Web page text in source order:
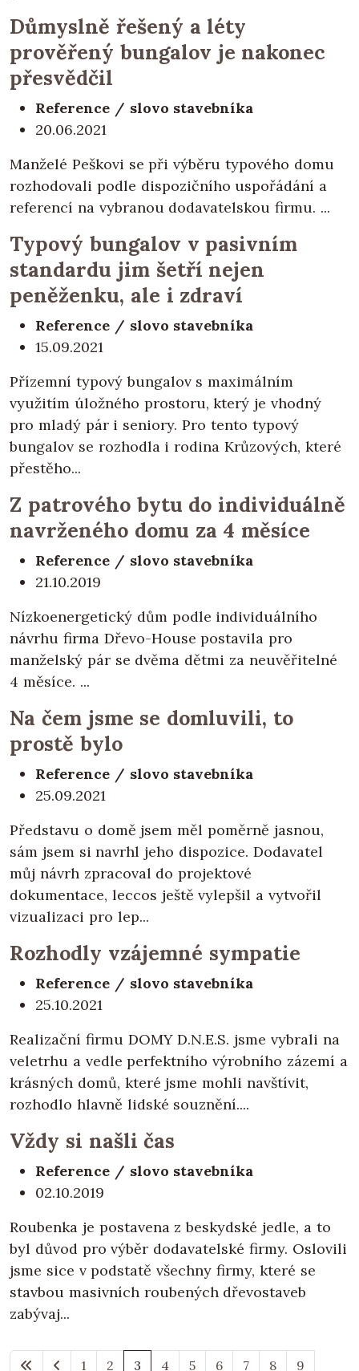
Důmyslně řešený a léty
prověřený bungalov je nakonec
přesvědčil
Reference / slovo stavebníka
20.06.2021
Manželé Peškovi se při výběru typového domu
rozhodovali podle dispozičního uspořádání a
referencí na vybranou dodavatelskou firmu. ...
Typový bungalov v pasivním
standardu jim šetří nejen
peněženku, ale i zdraví
Reference / slovo stavebníka
15.09.2021
Přízemní typový bungalov s maximálním
využitím úložného prostoru, který je vhodný
pro mladý pár i seniory. Pro tento typový
bungalov se rozhodla i rodina Krůzových, které
přestěho...
Z patrového bytu do individuálně
navrženého domu za 4 měsíce
Reference / slovo stavebníka
21.10.2019
Nízkoenergetický dům podle individuálního
návrhu firma Dřevo-House postavila pro
manželský pár se dvěma dětmi za neuvěřitelné
4 měsíce. ...
Na čem jsme se domluvili, to
prostě bylo
Reference / slovo stavebníka
25.09.2021
Představu o domě jsem měl poměrně jasnou,
sám jsem si navrhl jeho dispozice. Dodavatel
můj návrh zpracoval do projektové
dokumentace, leccos ještě vylepšil a vytvořil
vizualizaci pro lep...
Rozhodly vzájemné sympatie
Reference / slovo stavebníka
25.10.2021
Realizační firmu DOMY D.N.E.S. jsme vybrali na
veletrhu a vedle perfektního výrobního zázemí a
krásných domů, které jsme mohli navštívit,
rozhodlo hlavně lidské souznění....
Vždy si našli čas
Reference / slovo stavebníka
02.10.2019
Roubenka je postavena z beskydské jedle, a to
byl důvod pro výběr dodavatelské firmy. Oslovili
jsme sice v podstatě všechny firmy, které se
stavbou masivních roubených dřevostaveb
zabývaj...
1 2 3 4 5 6 7 8 9